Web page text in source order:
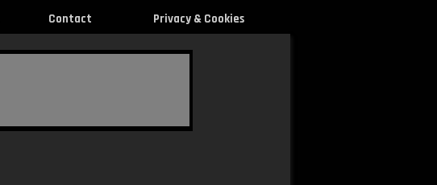
Contact Privacy & Cookies